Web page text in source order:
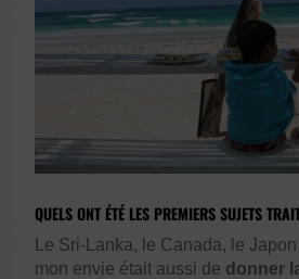
QUELS ONT ÉTÉ LES PREMIERS SUJETS
Le Sri-Lanka, le Canada, le
mon envie était aussi de donner